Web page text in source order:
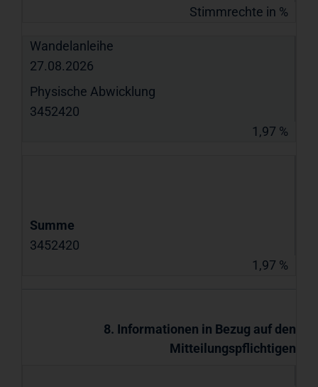
Stimmrechte in %
Wandelanleihe
27.08.2026
Physische Abwicklung
3452420
1,97 %
Summe
3452420
1,97 %
8. Informationen in Bezug auf den
Mitteilungspflichtigen